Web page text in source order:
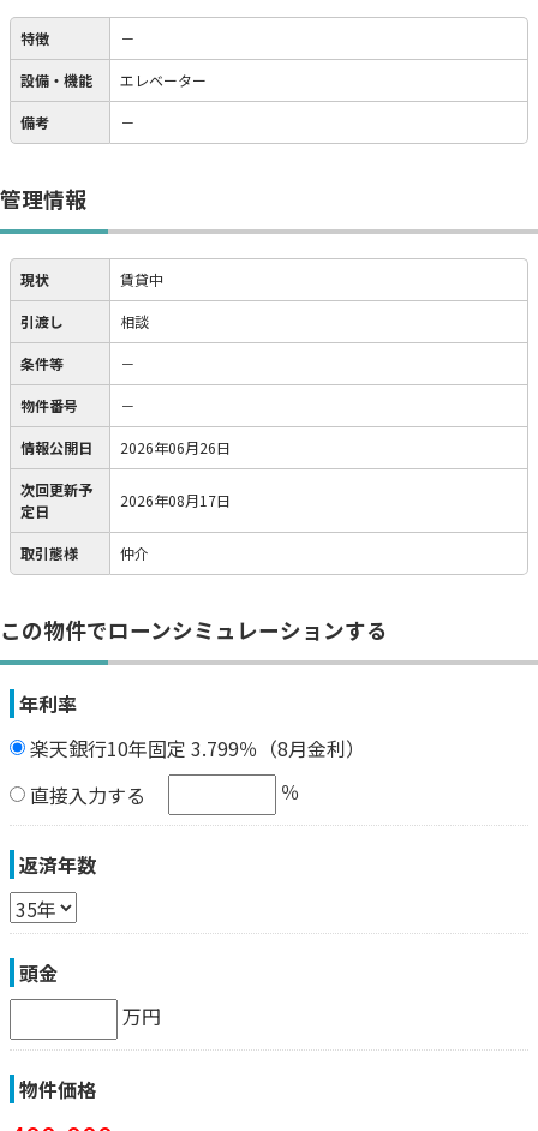
特徴 －
設備・機能 エレベーター
備考 －
管理情報
現状 賃貸中
引渡し 相談
条件等 －
物件番号 －
情報公開日 2026年06月26日
次回更新予
定日
2026年08月17日
取引態様 仲介
この物件でローンシミュレーションする
年利率
楽天銀行10年固定 3.799％（8月金利）
直接入力する
％
返済年数
頭金
万円
物件価格